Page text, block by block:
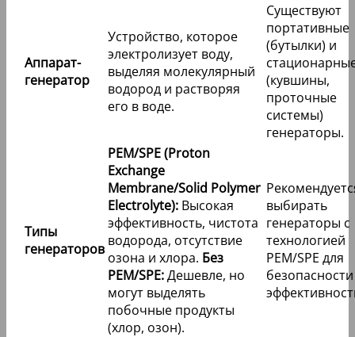
Аппарат-
генератор
Устройство, которое
электролизует воду,
выделяя молекулярный
водород и растворяя
его в воде.
Существуют
портативные
(бутылки) и
(кувшины,
проточные
системы)
генераторы.
Типы
генераторов
PEM/SPE (Proton
Exchange
Membrane/Solid Polymer
Electrolyte): Высокая
эффективность, чистота
водорода, отсутствие
озона и хлора. Без
PEM/SPE:Дешевле, но
могут выделять
побочные продукты
(хлор, озон).
выбирать
генераторы с
технологией
PEM/SPE для